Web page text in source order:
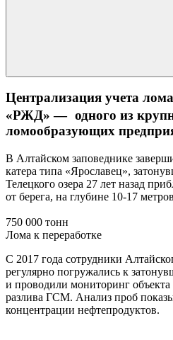
Централизация учета
«РЖД» — одного из
ломообразующих
В Алтайском заповеднике
катера типа «Ярославец»,
Телецкого озера 27 лет назад
от берега, на глубине 10-17
750 000 тонн
Лома к переработке
С 2017 года сотрудники
регулярно погружались к
и проводили мониторинг объекта
разлива ГСМ. Анализ проб
концентрации нефтепродуктов.